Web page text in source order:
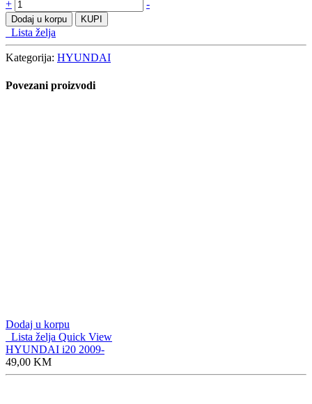
HYUNDAI
Accent
2006-
količine
+ -
Dodaj u korpu KUPI
Lista želja
Kategorija: HYUNDAI
Povezani proizvodi
Dodaj u korpu
Lista želja Quick View
HYUNDAI i20 2009-
49,00 KM